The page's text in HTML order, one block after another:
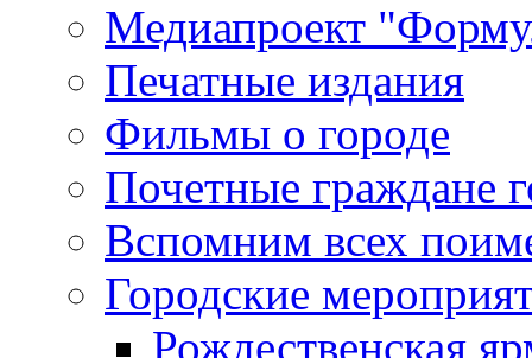
Медиапроект
Печатные издания
Фильмы о городе
Почетные граждане
Вспомним всех
Городские
Рождественская